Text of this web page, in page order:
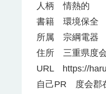
人柄 情熱的
書籍 環境保全
所属 宗綱電器
住所 三重県度
URL https://
自己PR 度会郡